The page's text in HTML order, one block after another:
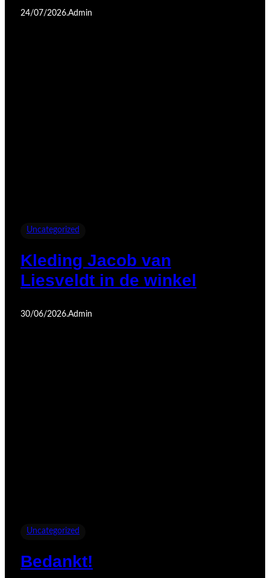
24/07/2026.Admin
Uncategorized
Kleding Jacob van
Liesveldt in de winkel
30/06/2026.Admin
Uncategorized
Bedankt!